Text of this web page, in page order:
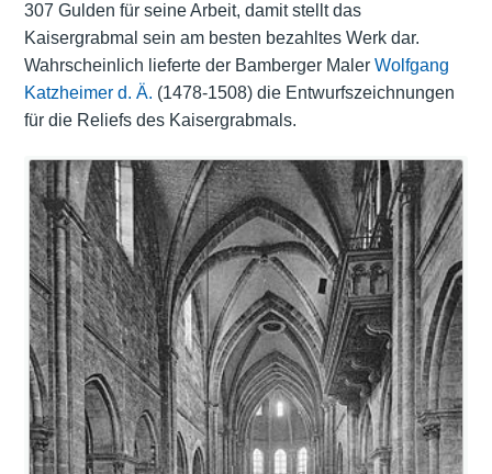
307 Gulden für seine Arbeit, damit stellt das
Kaisergrabmal sein am besten bezahltes Werk dar.
Wahrscheinlich lieferte der Bamberger Maler Wolfgang
Katzheimer d. Ä. (1478-1508) die Entwurfszeichnungen
für die Reliefs des Kaisergrabmals.